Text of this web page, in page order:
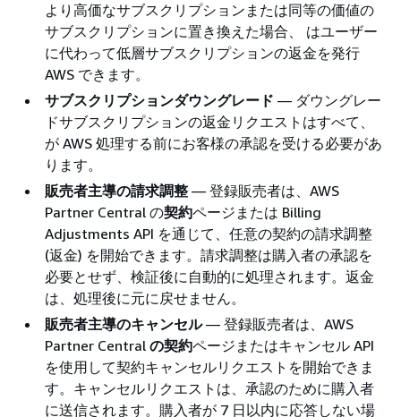
より高価なサブスクリプションまたは同等の価値の
サブスクリプションに置き換えた場合、 はユーザー
に代わって低層サブスクリプションの返金を発行
AWS できます。
サブスクリプションダウングレード — ダウングレー
ドサブスクリプションの返金リクエストはすべて、
が AWS 処理する前にお客様の承認を受ける必要があ
ります。
販売者主導の請求調整 — 登録販売者は、AWS
Partner Central の契約ページまたは Billing
Adjustments API を通じて、任意の契約の請求調整
(返金) を開始できます。請求調整は購入者の承認を
必要とせず、検証後に自動的に処理されます。返金
は、処理後に元に戻せません。
販売者主導のキャンセル— 登録販売者は、AWS
Partner Central の契約ページまたはキャンセル API
を使用して契約キャンセルリクエストを開始できま
す。キャンセルリクエストは、承認のために購入者
に送信されます。購入者が 7 日以内に応答しない場